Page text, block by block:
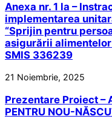
Anexa nr. 1 la –
implementarea
“Sprijin pentru
asigurării alimentelor
SMIS 336239
21 Noiembrie, 2025
Prezentare Proiect –
PENTRU NOU-